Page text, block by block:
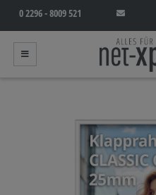
0 2296 - 8009 521